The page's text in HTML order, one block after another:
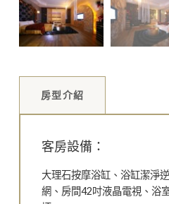
房型介紹
客房設備：
大理石按摩浴缸、浴缸潔淨
網、房間42吋液晶電視、浴